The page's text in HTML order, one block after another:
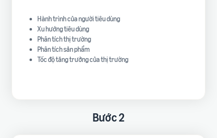
Hành trình của người tiêu dùng
Xu hướng tiêu dùng
Phân tích thị trường
Phân tích sản phẩm
Tốc độ tăng trưởng của thị trường
Bước 2